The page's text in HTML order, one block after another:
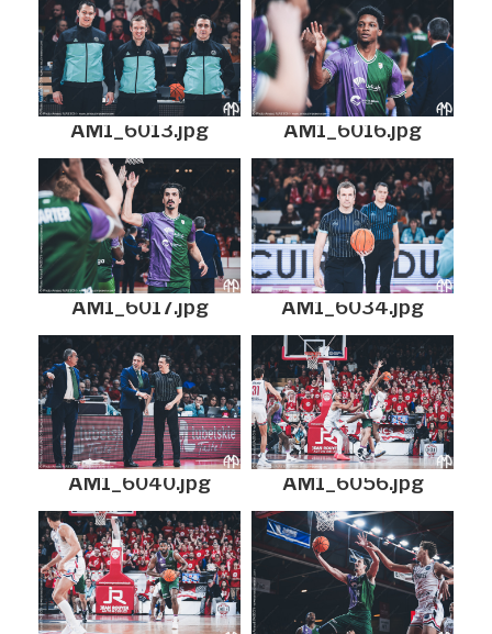
AM1_6013.jpg AM1_6016.jpg
AM1_6017.jpg AM1_6034.jpg
AM1_6040.jpg AM1_6056.jpg